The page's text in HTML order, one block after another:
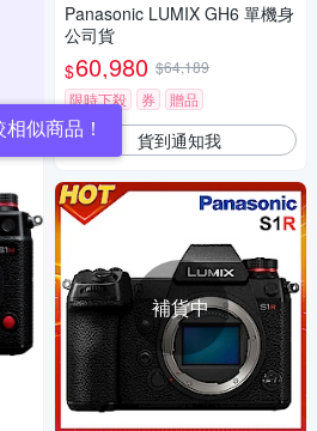
似商品！
Panasonic LUMIX GH6 單機身
公司貨
$60,980 $64,189
限時下殺
券 贈品
貨到通知我
補貨中